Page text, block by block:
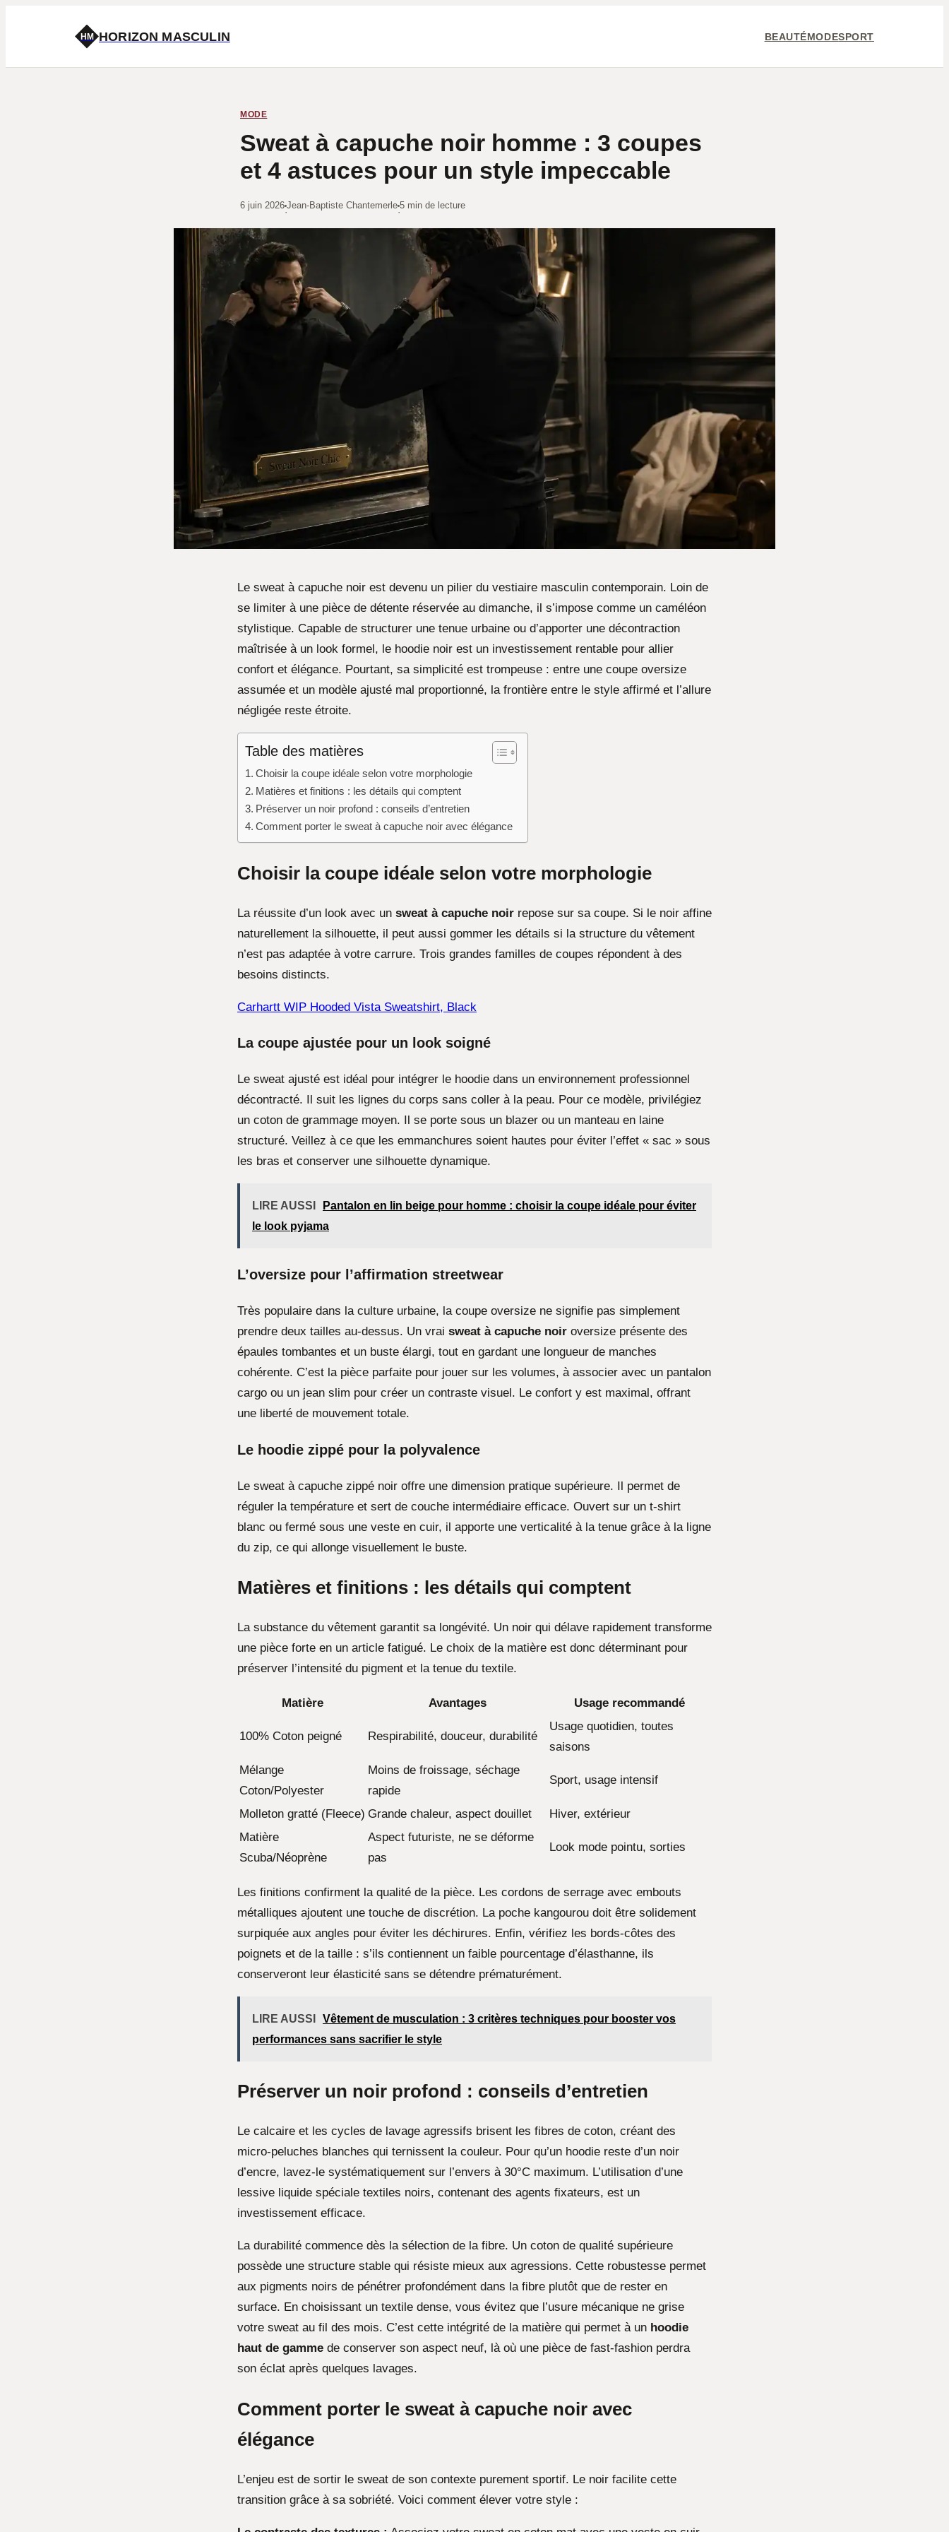
HM HORIZON MASCULIN BEAUTÉMODESPORT
MODE
Sweat à capuche noir homme : 3 coupes
et 4 astuces pour un style impeccable
6 juin 2026
·
Jean-Baptiste Chantemerle
·
5 min de lecture
Le sweat à capuche noir est devenu un pilier du vestiaire masculin contemporain. Loin de
se limiter à une pièce de détente réservée au dimanche, il s’impose comme un caméléon
stylistique. Capable de structurer une tenue urbaine ou d’apporter une décontraction
maîtrisée à un look formel, le hoodie noir est un investissement rentable pour allier
confort et élégance. Pourtant, sa simplicité est trompeuse : entre une coupe oversize
assumée et un modèle ajusté mal proportionné, la frontière entre le style affirmé et l’allure
négligée reste étroite.
Table des matières
Choisir la coupe idéale selon votre morphologie
Matières et finitions : les détails qui comptent
Préserver un noir profond : conseils d’entretien
Comment porter le sweat à capuche noir avec élégance
Choisir la coupe idéale selon votre morphologie
La réussite d’un look avec un sweat à capuche noir repose sur sa coupe. Si le noir affine
naturellement la silhouette, il peut aussi gommer les détails si la structure du vêtement
n’est pas adaptée à votre carrure. Trois grandes familles de coupes répondent à des
besoins distincts.
Carhartt WIP Hooded Vista Sweatshirt, Black
La coupe ajustée pour un look soigné
Le sweat ajusté est idéal pour intégrer le hoodie dans un environnement professionnel
décontracté. Il suit les lignes du corps sans coller à la peau. Pour ce modèle, privilégiez
un coton de grammage moyen. Il se porte sous un blazer ou un manteau en laine
structuré. Veillez à ce que les emmanchures soient hautes pour éviter l’effet « sac » sous
les bras et conserver une silhouette dynamique.
LIRE AUSSI
Pantalon en lin beige pour homme : choisir la coupe idéale pour éviter
le look pyjama
L’oversize pour l’affirmation streetwear
Très populaire dans la culture urbaine, la coupe oversize ne signifie pas simplement
prendre deux tailles au-dessus. Un vrai sweat à capuche noir oversize présente des
épaules tombantes et un buste élargi, tout en gardant une longueur de manches
cohérente. C’est la pièce parfaite pour jouer sur les volumes, à associer avec un pantalon
cargo ou un jean slim pour créer un contraste visuel. Le confort y est maximal, offrant
une liberté de mouvement totale.
Le hoodie zippé pour la polyvalence
Le sweat à capuche zippé noir offre une dimension pratique supérieure. Il permet de
réguler la température et sert de couche intermédiaire efficace. Ouvert sur un t-shirt
blanc ou fermé sous une veste en cuir, il apporte une verticalité à la tenue grâce à la ligne
du zip, ce qui allonge visuellement le buste.
Matières et finitions : les détails qui comptent
La substance du vêtement garantit sa longévité. Un noir qui délave rapidement transforme
une pièce forte en un article fatigué. Le choix de la matière est donc déterminant pour
préserver l’intensité du pigment et la tenue du textile.
Matière Avantages Usage recommandé
100% Coton peigné Respirabilité, douceur, durabilité
Usage quotidien, toutes
saisons
Mélange
Coton/Polyester
Moins de froissage, séchage
rapide
Sport, usage intensif
Molleton gratté (Fleece) Grande chaleur, aspect douillet
Hiver, extérieur
Matière
Scuba/Néoprène
Aspect futuriste, ne se déforme
pas
Look mode pointu, sorties
Les finitions confirment la qualité de la pièce. Les cordons de serrage avec embouts
métalliques ajoutent une touche de discrétion. La poche kangourou doit être solidement
surpiquée aux angles pour éviter les déchirures. Enfin, vérifiez les bords-côtes des
poignets et de la taille : s’ils contiennent un faible pourcentage d’élasthanne, ils
conserveront leur élasticité sans se détendre prématurément.
LIRE AUSSI
Vêtement de musculation : 3 critères techniques pour booster vos
performances sans sacrifier le style
Préserver un noir profond : conseils d’entretien
Le calcaire et les cycles de lavage agressifs brisent les fibres de coton, créant des
micro-peluches blanches qui ternissent la couleur. Pour qu’un hoodie reste d’un noir
d’encre, lavez-le systématiquement sur l’envers à 30°C maximum. L’utilisation d’une
lessive liquide spéciale textiles noirs, contenant des agents fixateurs, est un
investissement efficace.
La durabilité commence dès la sélection de la fibre. Un coton de qualité supérieure
possède une structure stable qui résiste mieux aux agressions. Cette robustesse permet
aux pigments noirs de pénétrer profondément dans la fibre plutôt que de rester en
surface. En choisissant un textile dense, vous évitez que l’usure mécanique ne grise
votre sweat au fil des mois. C’est cette intégrité de la matière qui permet à un hoodie
haut de gamme de conserver son aspect neuf, là où une pièce de fast-fashion perdra
son éclat après quelques lavages.
Comment porter le sweat à capuche noir avec
élégance
L’enjeu est de sortir le sweat de son contexte purement sportif. Le noir facilite cette
transition grâce à sa sobriété. Voici comment élever votre style :